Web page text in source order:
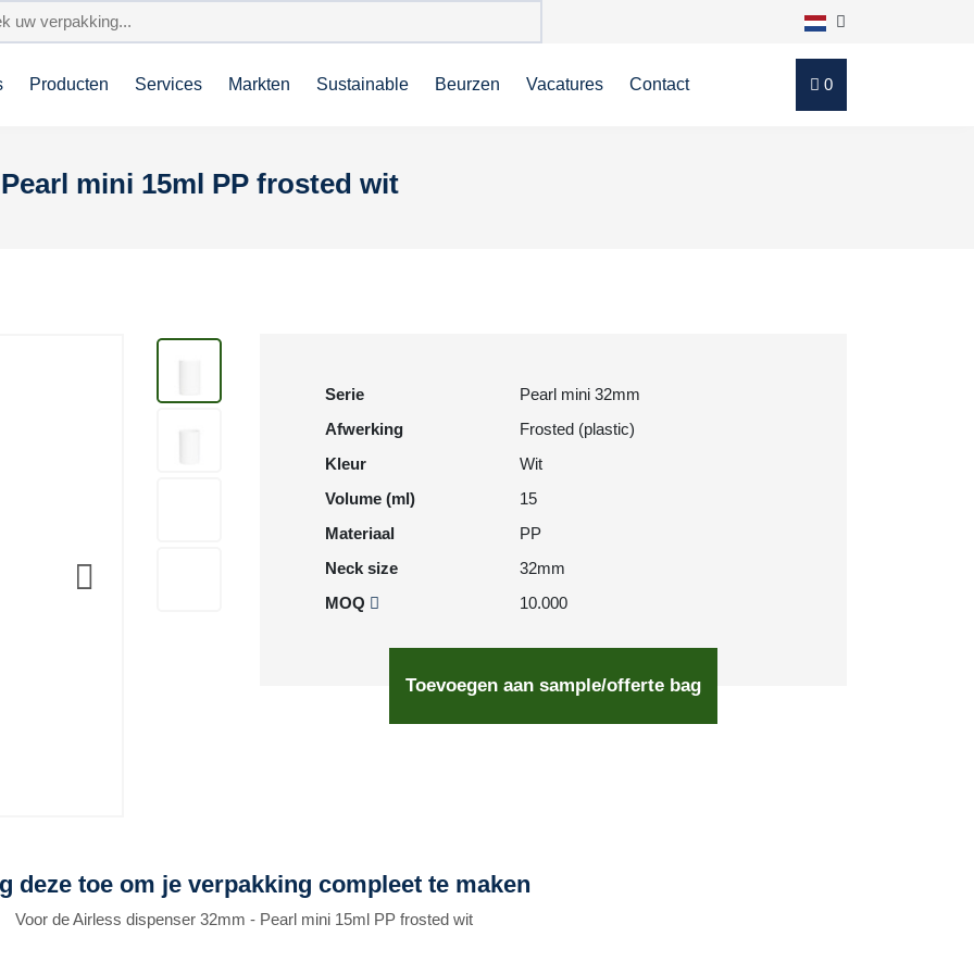
Producten Services Markten Sustainable Beurzen Vacatures Contact 0
mini 15ml PP frosted wit
Serie
Pearl mini 32mm
Afwerking
Frosted (plastic)
Kleur
Wit
Volume (ml)
15
Materiaal
PP
Neck size
32mm
MOQ
10.000
Toevoegen aan sample/offerte bag
deze toe om je verpakking compleet te maken
Voor de Airless dispenser 32mm - Pearl mini 15ml PP frosted wit